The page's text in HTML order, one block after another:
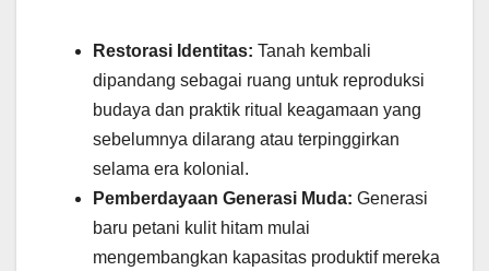
Restorasi Identitas: Tanah kembali
dipandang sebagai ruang untuk reproduksi
budaya dan praktik ritual keagamaan yang
sebelumnya dilarang atau terpinggirkan
selama era kolonial.
Pemberdayaan Generasi Muda: Generasi
baru petani kulit hitam mulai
mengembangkan kapasitas produktif mereka